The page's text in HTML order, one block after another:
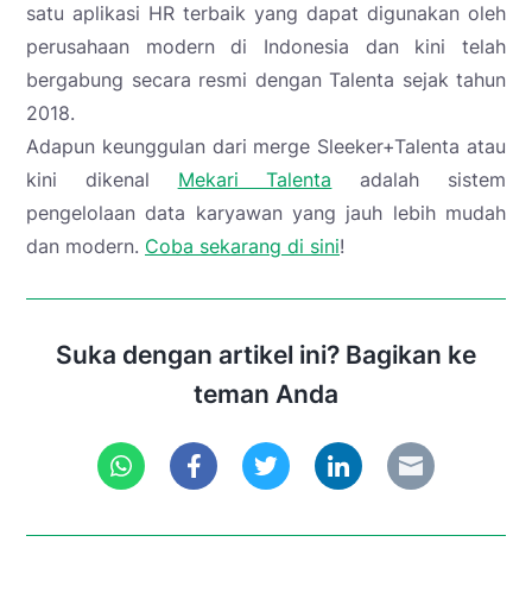
satu aplikasi HR terbaik yang dapat digunakan oleh
perusahaan modern di Indonesia dan kini telah
bergabung secara resmi dengan Talenta sejak tahun
2018.
Adapun keunggulan dari merge Sleeker+Talenta atau
kini dikenal Mekari Talenta adalah sistem
pengelolaan data karyawan yang jauh lebih mudah
dan modern. Coba sekarang di sini!
Suka dengan artikel ini? Bagikan ke
teman Anda